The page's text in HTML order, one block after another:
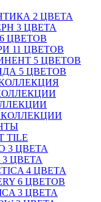
2 ЦВЕТА
3 ЦВЕТА
ЦВЕТОВ
11 ЦВЕТОВ
5 ЦВЕТОВ
5 ЦВЕТОВ
TILE
3 ЦВЕТА
ЦВЕТА
4 ЦВЕТА
6 ЦВЕТОВ
3 ЦВЕТА